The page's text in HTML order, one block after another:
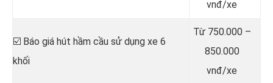
vnđ/xe
☑️ Báo giá hút hầm cầu sử dụng xe 6
khối
Từ 750.000 –
850.000
vnđ/xe